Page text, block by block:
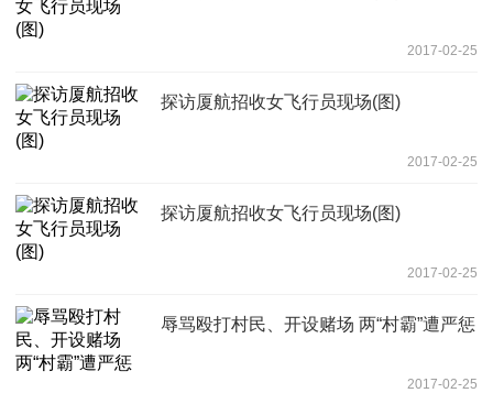
2017-02-25
探访厦航招收女飞行员现场(图)
2017-02-25
探访厦航招收女飞行员现场(图)
2017-02-25
辱骂殴打村民、开设赌场 两“村霸”遭严惩
2017-02-25